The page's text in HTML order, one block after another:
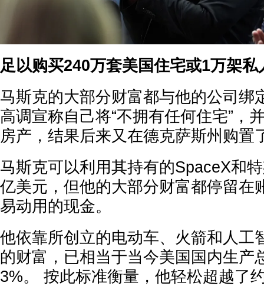
足以购买240万套美国住宅或1万架私
马斯克的大部分财富都与他的公司绑
高调宣称自己将“不拥有任何住宅”，
房产，结果后来又在德克萨斯州购置
马斯克可以利用其持有的SpaceX和
亿美元，但他的大部分财富都停留在
易动用的现金。
他依靠所创立的电动车、火箭和人工
的财富，已相当于当今美国国内生产
3%。 按此标准衡量，他轻松超越了